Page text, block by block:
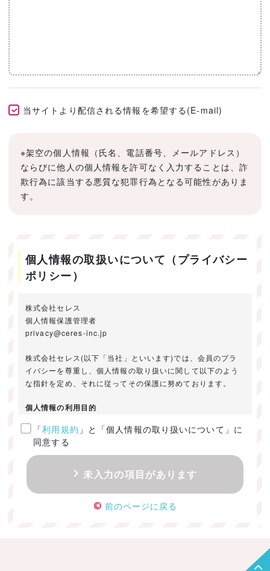
当サイトより配信される情報を希望する(E-mail)
※架空の個人情報（氏名、電話番号、メールアドレス）
ならびに他人の個人情報を許可なく入力することは、詐
欺行為に該当する悪質な犯罪行為となる可能性がありま
す。
個人情報の取扱いについて（プライバシー
ポリシー）
株式会社セレス
個人情報保護管理者
privacy@ceres-inc.jp
株式会社セレス(以下「当社」といいます)では、会員のプラ
イバシーを尊重し、個人情報の取り扱いに関して以下のよう
な指針を定め、それに従ってその保護に努めております。
個人情報の利用目的
ご提供いただきました個人情報は、以下のためにのみ利用い
たします。
・お問い合わせに対する回答及び資料送付のご連絡
・当社のお客様向けサービスの提供
・本人確認
・サービスの開発・改善のための分析
「利用規約 」と「個人情報の取り扱いについて」に
同意する
未入力の項目があります
前のページに戻る